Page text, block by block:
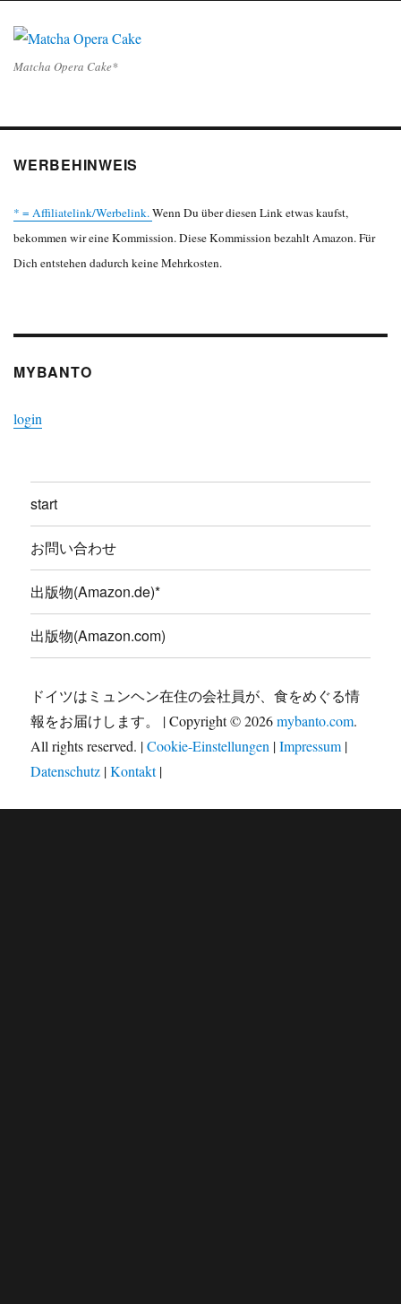
Matcha Opera Cake*
WERBEHINWEIS
* = Affiliatelink/Werbelink.Wenn Du über diesen Link etwas kaufst,
bekommen wir eine Kommission. Diese Kommission bezahlt Amazon. Für
Dich entstehen dadurch keine Mehrkosten.
MYBANTO
login
start
お問い合わせ
出版物(Amazon.de)*
出版物(Amazon.com)
ドイツはミュンヘン在住の会社員が、食をめぐる情
報をお届けします。 | Copyright © 2026mybanto.com.
All rights reserved. |Cookie-Einstellungen |Impressum |
Datenschutz |Kontakt|